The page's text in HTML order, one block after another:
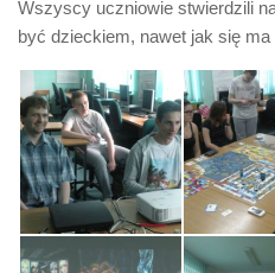
Wszyscy uczniowie stwierdzili
być dzieckiem, nawet jak się